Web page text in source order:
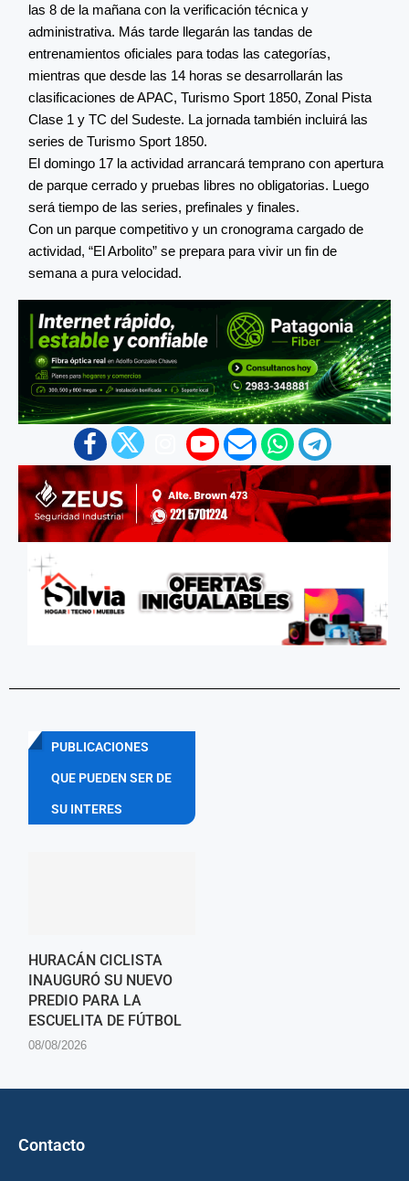
las 8 de la mañana con la verificación técnica y
administrativa. Más tarde llegarán las tandas de
entrenamientos oficiales para todas las categorías,
mientras que desde las 14 horas se desarrollarán las
clasificaciones de APAC, Turismo Sport 1850, Zonal Pista
Clase 1 y TC del Sudeste. La jornada también incluirá las
series de Turismo Sport 1850.
El domingo 17 la actividad arrancará temprano con apertura
de parque cerrado y pruebas libres no obligatorias. Luego
será tiempo de las series, prefinales y finales.
Con un parque competitivo y un cronograma cargado de
actividad, “El Arbolito” se prepara para vivir un fin de
semana a pura velocidad.
PUBLICACIONES
QUE PUEDEN SER DE
SU INTERES
HURACÁN CICLISTA
INAUGURÓ SU NUEVO
PREDIO PARA LA
ESCUELITA DE FÚTBOL
08/08/2026
Contacto